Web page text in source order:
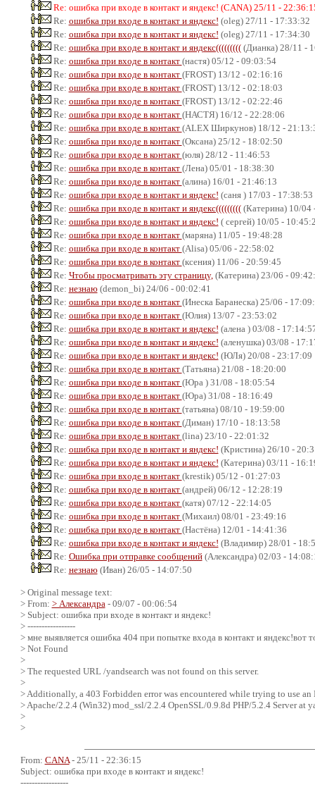
Re: ошибка при входе в контакт и яндекс! (CANA) 25/11 -
Re: ошибка при входе в контакт и яндекс! (oleg) 27/11 - 17:33:32
Re: ошибка при входе в контакт и яндекс! (oleg) 27/11 - 17:34:30
Re: ошибка при входе в контакт и яндекс((((((((((Дианка) 28/11 -
Re: ошибка при входе в контакт (настя) 05/12 - 09:03:54
Re: ошибка при входе в контакт (FROST) 13/12 - 02:16:16
Re: ошибка при входе в контакт (FROST) 13/12 - 02:18:03
Re: ошибка при входе в контакт (FROST) 13/12 - 02:22:46
Re: ошибка при входе в контакт (НАСТЯ) 16/12 - 22:28:06
Re: ошибка при входе в контакт (ALEX Ширкунов) 18/12 -
Re: ошибка при входе в контакт (Оксана) 25/12 - 18:02:50
Re: ошибка при входе в контакт (юля) 28/12 - 11:46:53
Re: ошибка при входе в контакт (Лена) 05/01 - 18:38:30
Re: ошибка при входе в контакт (алина) 16/01 - 21:46:13
Re: ошибка при входе в контакт и яндекс! (саня ) 17/03 - 17:38:53
Re: ошибка при входе в контакт и яндекс((((((((((Катерина) 10/04
Re: ошибка при входе в контакт и яндекс! ( сергей) 10/05 -
Re: ошибка при входе в контакт (маряна) 11/05 - 19:48:28
Re: ошибка при входе в контакт (Alisa) 05/06 - 22:58:02
Re: ошибка при входе в контакт (ксения) 11/06 - 20:59:45
Re: Чтобы просматривать эту страницу, (Катерина) 23/06 -
Re: незнаю(demon_bi) 24/06 - 00:02:41
Re: ошибка при входе в контакт (Инеска Баранеска) 25/06 -
Re: ошибка при входе в контакт (Юлия) 13/07 - 23:53:02
Re: ошибка при входе в контакт и яндекс! (алена ) 03/08 -
Re: ошибка при входе в контакт и яндекс! (аленушка) 03/08 -
Re: ошибка при входе в контакт и яндекс! (ЮЛя) 20/08 - 23:17:09
Re: ошибка при входе в контакт (Татьяна) 21/08 - 18:20:00
Re: ошибка при входе в контакт (Юра ) 31/08 - 18:05:54
Re: ошибка при входе в контакт (Юра) 31/08 - 18:16:49
Re: ошибка при входе в контакт (татьяна) 08/10 - 19:59:00
Re: ошибка при входе в контакт (Диман) 17/10 - 18:13:58
Re: ошибка при входе в контакт (lina) 23/10 - 22:01:32
Re: ошибка при входе в контакт и яндекс! (Кристина) 26/10 -
Re: ошибка при входе в контакт и яндекс! (Катерина) 03/11 -
Re: ошибка при входе в контакт (krestik) 05/12 - 01:27:03
Re: ошибка при входе в контакт (андрей) 06/12 - 12:28:19
Re: ошибка при входе в контакт (катя) 07/12 - 22:14:05
Re: ошибка при входе в контакт (Михаил) 08/01 - 23:49:16
Re: ошибка при входе в контакт (Настёна) 12/01 - 14:41:36
Re: ошибка при входе в контакт и яндекс! (Владимир) 28/01 -
Re: Ошибка при отправке сообщений(Александра) 02/03 -
Re: незнаю(Иван) 26/05 - 14:07:50
> Original message text:
> From: > Александра - 09/07 - 00:06:54
> Subject: ошибка при входе в контакт и яндекс!
> -----------------
> мне выявляется ошибка 404 при попытке входа в контакт и яндекс!вот
> Not Found
>
> The requested URL /yandsearch was not found on this server.
>
> Additionally, a 403 Forbidden error was encountered while trying to use an
> Apache/2.2.4 (Win32) mod_ssl/2.2.4 OpenSSL/0.9.8d PHP/5.2.4 Server at
>
>
From: CANA- 25/11 - 22:36:15
Subject: ошибка при входе в контакт и яндекс!
-----------------